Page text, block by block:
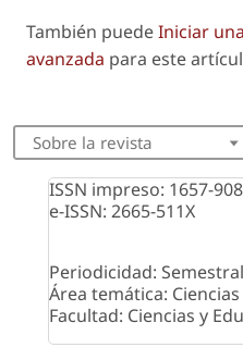
También puedeIniciar
avanzada para este
Sobre la revista
ISSN impreso: 1657-
e-ISSN: 2665-511X
Periodicidad: Semestral
Área temática: Ciencias
Facultad: Ciencias y